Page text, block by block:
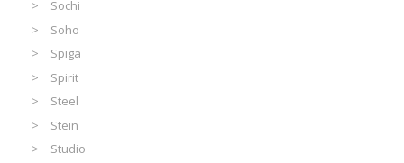
Sochi
Soho
Spiga
Spirit
Steel
Stein
Studio